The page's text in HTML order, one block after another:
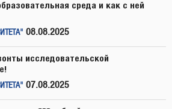
среда и как с ней
08.08.2025
исследовательской
07.08.2025